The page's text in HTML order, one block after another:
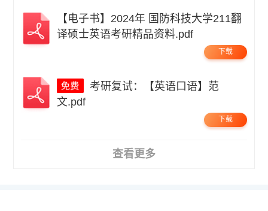
【电子书】2024年 国防科技大学211翻
译硕士英语考研精品资料.pdf
下载
文.pdf
下载
查看更多